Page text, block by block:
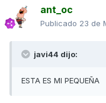
ant_oc
Publicado 23 de
javi44 dijo:
ESTA ES MI PEQUEÑA